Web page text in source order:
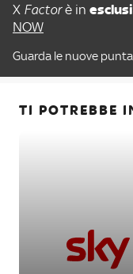
X Factorè in
NOW
Guarda le nuove
TI POTREBBE